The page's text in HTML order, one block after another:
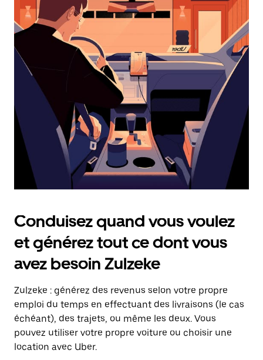
calendrier
sélectionner
une
date.
Appuyez
sur
touche
pour
fermer
le
calendrier.
Conduisez quand vous voulez
et générez tout ce dont vous
avez besoin Zulzeke
Zulzeke : générez des revenus selon votre propre
emploi du temps en effectuant des livraisons (le cas
échéant), des trajets, ou même les deux. Vous
pouvez utiliser votre propre voiture ou choisir une
location avec Uber.